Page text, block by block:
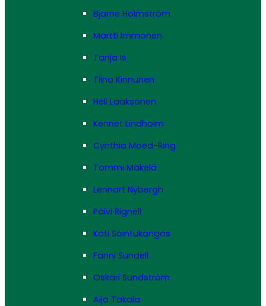
Bjarne Holmström
Martti Immonen
Tanja Is
Tiina Kinnunen
Heli Laaksonen
Kennet Lindholm
Cynthia Moed-Ring
Tommi Mäkelä
Lennart Nybergh
Päivi Rignell
Kati Sointukangas
Fanni Sundell
Oskari Sundström
Aija Takala